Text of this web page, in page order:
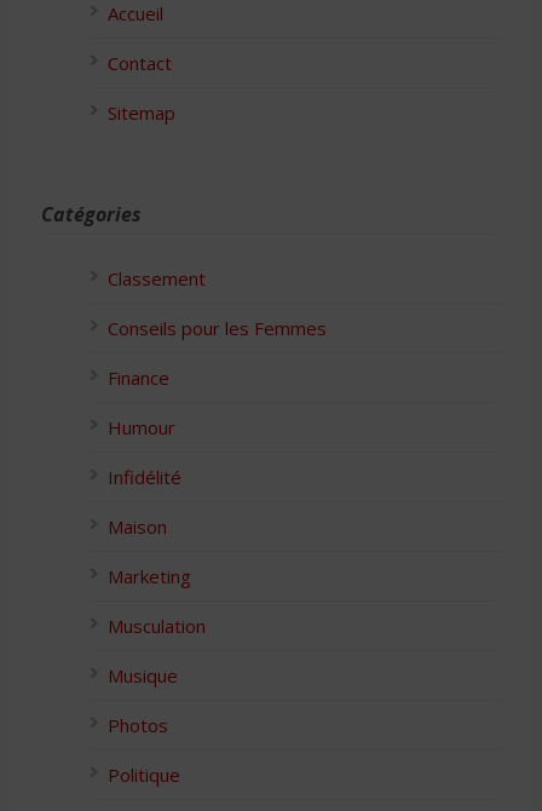
Accueil
Contact
Sitemap
Catégories
Classement
Conseils pour les Femmes
Finance
Humour
Infidélité
Maison
Marketing
Musculation
Musique
Photos
Politique